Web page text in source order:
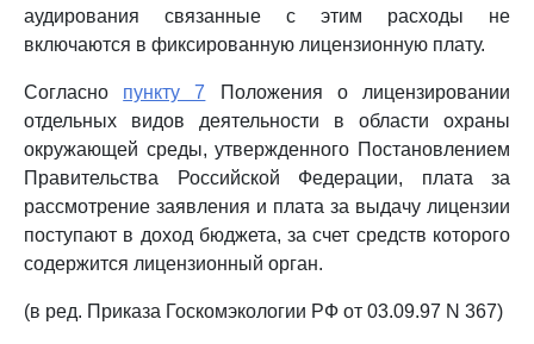
аудирования связанные с этим расходы не
включаются в фиксированную лицензионную плату.
Согласно пункту 7 Положения о лицензировании
отдельных видов деятельности в области охраны
окружающей среды, утвержденного Постановлением
Правительства Российской Федерации, плата за
рассмотрение заявления и плата за выдачу лицензии
поступают в доход бюджета, за счет средств которого
содержится лицензионный орган.
(в ред. Приказа Госкомэкологии РФ от 03.09.97 N 367)